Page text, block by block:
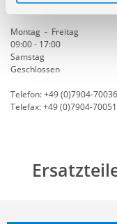
Bei Fragen rund um
Montag - Freitag
09:00 - 17:00
Samstag
Geschlossen
Telefon: +49 (0)7904-
Telefax: +49 (0)7904-